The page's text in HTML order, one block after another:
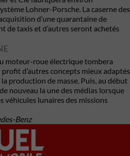
Lohner-Porsche. La caserne des
d’une quarantaine de
de taxis et d’autres seront achetés
moteur-roue électrique tombera
d’autres concepts mieux adaptés
la production de masse. Puis, au début
nouveau la une des médias lorsque
véhicules lunaires des missions
Benz